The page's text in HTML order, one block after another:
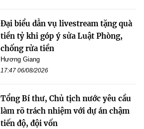
Đại biểu dẫn vụ livestream tặng quà
tiền tỷ khi góp ý sửa Luật Phòng,
chống rửa tiền
Hương Giang
17:47 06/08/2026
Tổng Bí thư, Chủ tịch nước yêu cầu
làm rõ trách nhiệm với dự án chậm
tiến độ, đội vốn